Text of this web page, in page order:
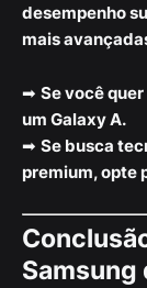
desempenho
mais
➡ Se você
um Galaxy A.
➡ Se busca
premium, opte
Samsung